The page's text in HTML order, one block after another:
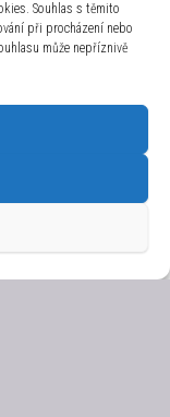
Souhlas s těmito
při procházení nebo
může nepříznivě
Mickey and